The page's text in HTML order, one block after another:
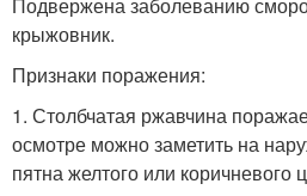
крыжовник.
Признаки поражения:
1. Столбчатая ржавчина
осмотре можно заметить на
пятна желтого или коричневого